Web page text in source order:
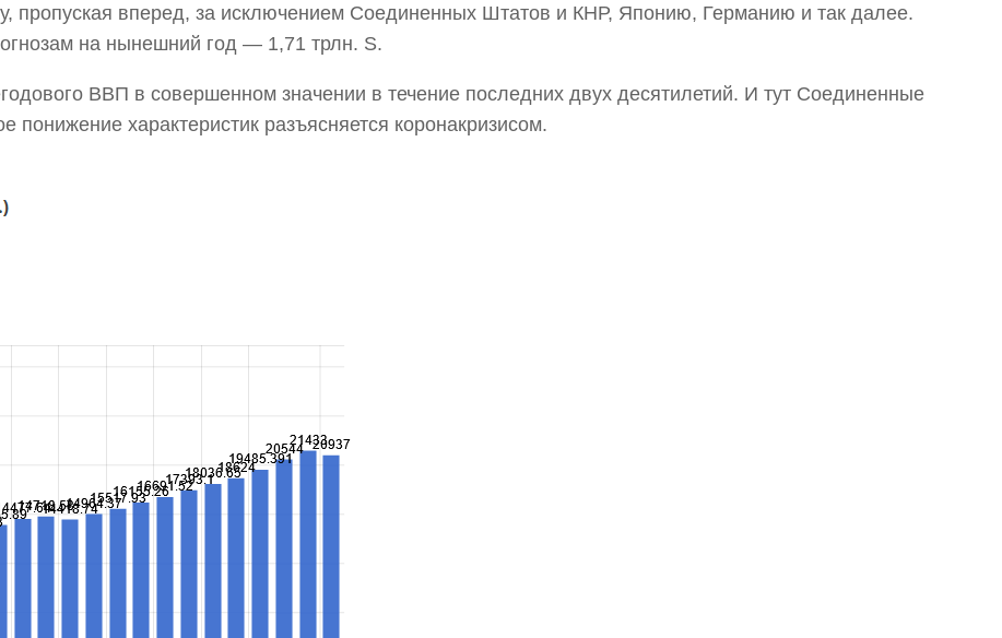
пропуская вперед, за исключением Соединенных Штатов и КНР, Японию, Германию и так далее.
на нынешний год — 1,71 трлн. S.
ВВП в совершенном значении в течение последних двух десятилетий. И тут Соединенные
характеристик разъясняется коронакризисом.